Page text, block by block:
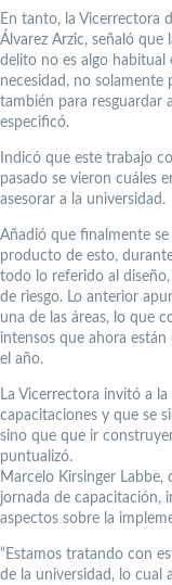
En tanto, la Vicerrectora
Álvarez Arzic, señaló
delito no es algo habitual
necesidad, no solamente
también para resguardar
especificó.
Indicó que este trabajo
pasado se vieron cuáles
asesorar a la universidad.
Añadió que finalmente
producto de esto,
todo lo referido al
de riesgo. Lo anterior
una de las áreas, lo que
intensos que ahora
el año.
La Vicerrectora invitó a
capacitaciones y que se
sino que que ir
puntualizó.
Marcelo Kirsinger Labbe,
jornada de capacitación,
aspectos sobre la
“Estamos tratando con
de la universidad, lo cual